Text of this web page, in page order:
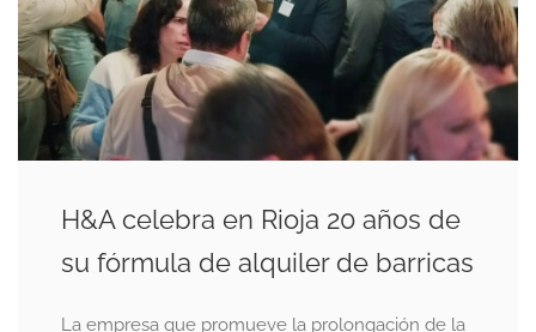
H&A celebra en Rioja 20 años de
su fórmula de alquiler de barricas
La empresa que promueve la prolongación de la